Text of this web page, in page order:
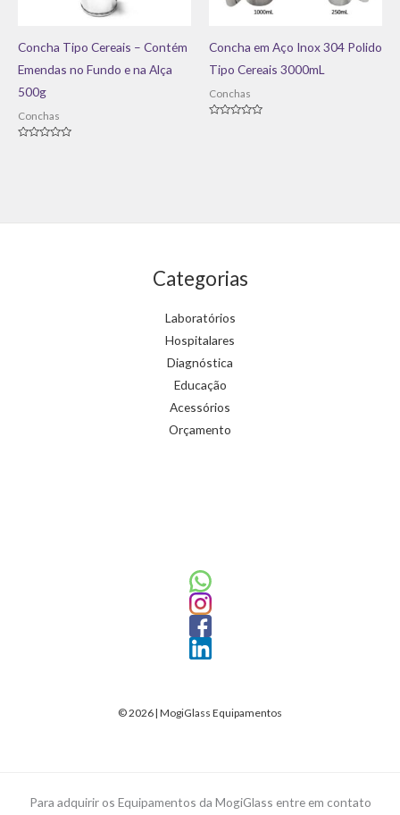
Concha Tipo Cereais – Contém
Emendas no Fundo e na Alça
500g
Conchas
Concha em Aço Inox 304 Polido
Tipo Cereais 3000mL
Conchas
Categorias
Laboratórios
Hospitalares
Diagnóstica
Educação
Acessórios
Orçamento
© 2026 | MogiGlass Equipamentos
Para adquirir os Equipamentos da MogiGlass entre em contato